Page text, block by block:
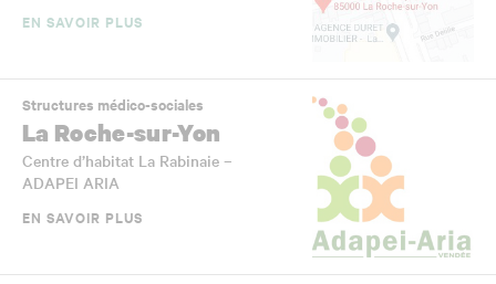
EN SAVOIR PLUS
Structures médico-sociales
La Roche-sur-Yon
Centre d’habitat La Rabinaie –
ADAPEI ARIA
EN SAVOIR PLUS